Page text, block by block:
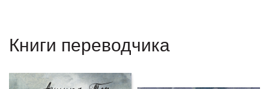
Книги переводчика